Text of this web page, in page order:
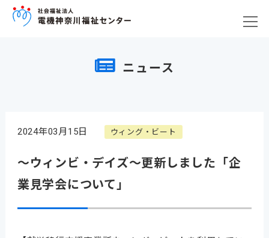
ニュース
2024年03月15日 ウィング・ビート
～ウィンビ・デイズ～更新しました「企
業見学会について」